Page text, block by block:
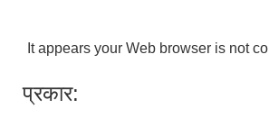
It appears your Web browser is not
प्रकार: